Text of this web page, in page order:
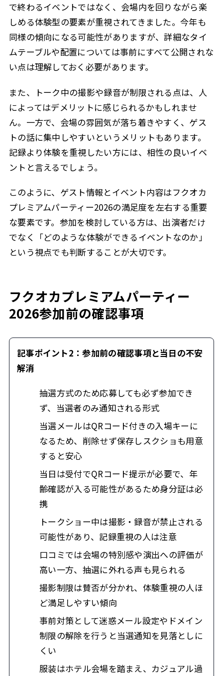
で終わるイベントではなく、会場内を回りながら楽
しめる体験型の要素が重視されてきました。今年も
同様の傾向になる可能性がありますが、詳細なタイ
ムテーブルや配置については事前にすべて公開されな
い点は理解しておく必要があります。
また、トーク中の撮影や録音が制限される点は、人
によってはデメリットに感じられるかもしれませ
ん。一方で、会場の雰囲気が落ち着きやすく、ゲス
トの話に集中しやすいというメリットもあります。
記録より体験を重視したい方には、相性の良いイベ
ントと言えるでしょう。
このように、ゲスト情報とイベント内容はフクオカ
プレミアムパーティー2026の満足度を左右する重要
な要素です。参加を検討している方は、出演者だけ
でなく「どのような体験ができるイベントなのか」
という視点でも判断することが大切です。
フクオカプレミアムパーティー
2026参加前の確認事項
記事ポイント2：参加前の確認事項と当日の不安
解消
抽選方式のため応募しても必ず参加でき
ず、当選者のみ通知される形式
当選メールはQRコード付きの入場キーに
なるため、削除せず保存しスクショも用意
すると安心
当日は受付でQRコード提示が必要で、年
齢確認が入る可能性があるため身分証は必
携
トークショー中は撮影・録音が禁止される
可能性があり、記録重視の人は注意
口コミでは会場の特別感や演出への評価が
高い一方、抽選に外れる声も見られる
撮影制限は賛否が分かれ、体験重視の人ほ
ど満足しやすい傾向
事前対策として迷惑メール設定やドメイン
制限の解除を行うと当選通知を見落としに
くい
服装はホテル会場を踏まえ、カジュアル過